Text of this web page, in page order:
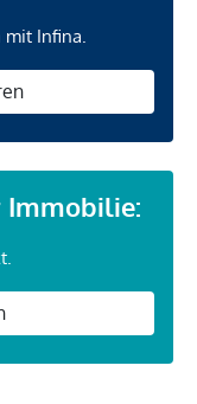
Infina.
Immobilie: